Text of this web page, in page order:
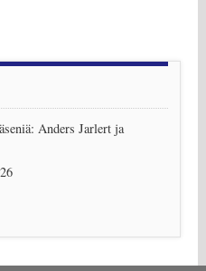
Anders Jarlert ja